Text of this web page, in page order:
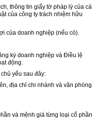
thông tin giấy tờ pháp lý của cá
của công ty trách nhiệm hữu
của doanh nghiệp (nếu có).
ký doanh nghiệp và Điều lệ
động.
yếu sau đây:
địa chỉ chi nhánh và văn phòng
và mệnh giá từng loại cổ phần